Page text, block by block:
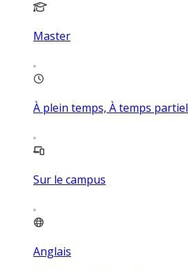
Master
À plein temps, À temps partiel
Sur le campus
Anglais